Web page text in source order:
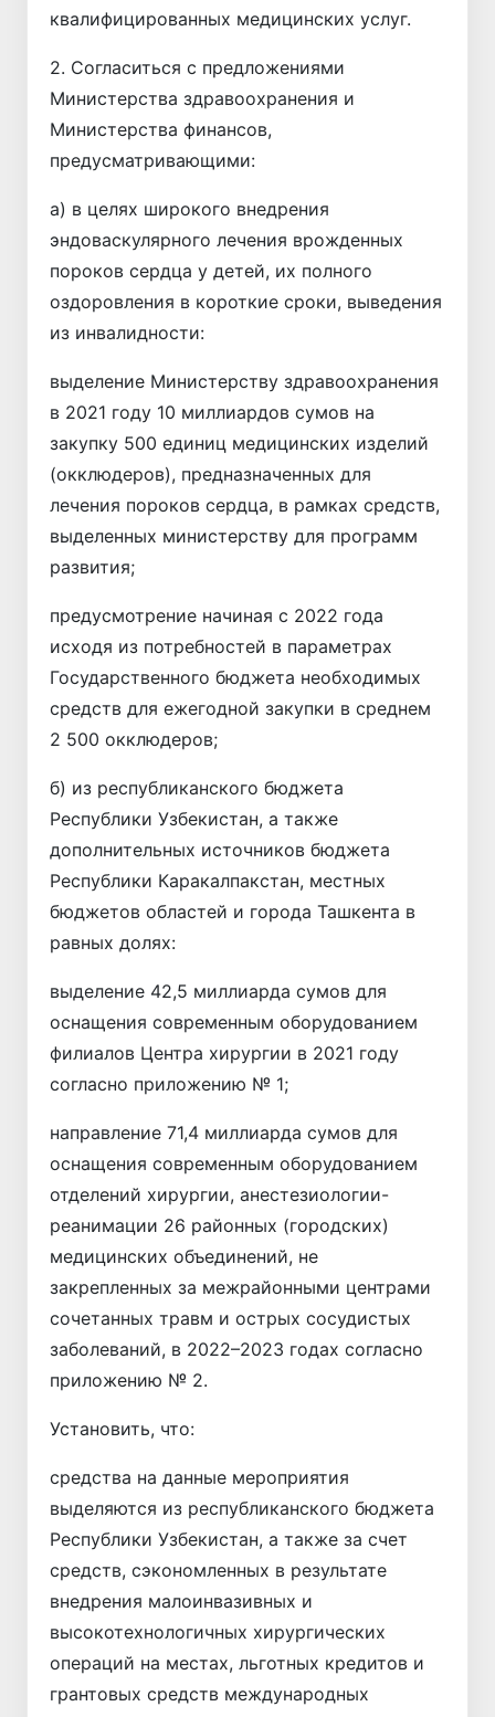
квалифицированных медицинских услуг.
2. Согласиться с предложениями
Министерства здравоохранения и
Министерства финансов,
предусматривающими:
а) в целях широкого внедрения
эндоваскулярного лечения врожденных
пороков сердца у детей, их полного
оздоровления в короткие сроки, выведения
из инвалидности:
выделение Министерству здравоохранения
в 2021 году 10 миллиардов сумов на
закупку 500 единиц медицинских изделий
(окклюдеров), предназначенных для
лечения пороков сердца, в рамках средств,
выделенных министерству для программ
развития;
предусмотрение начиная с 2022 года
исходя из потребностей в параметрах
Государственного бюджета необходимых
средств для ежегодной закупки в среднем
2 500 окклюдеров;
б) из республиканского бюджета
Республики Узбекистан, а также
дополнительных источников бюджета
Республики Каракалпакстан, местных
бюджетов областей и города Ташкента в
равных долях:
выделение 42,5 миллиарда сумов для
оснащения современным оборудованием
филиалов Центра хирургии в 2021 году
согласно приложению № 1;
направление 71,4 миллиарда сумов для
оснащения современным оборудованием
отделений хирургии, анестезиологии-
реанимации 26 районных (городских)
медицинских объединений, не
закрепленных за межрайонными центрами
сочетанных травм и острых сосудистых
заболеваний, в 2022–2023 годах согласно
приложению № 2.
Установить, что:
средства на данные мероприятия
выделяются из республиканского бюджета
Республики Узбекистан, а также за счет
средств, сэкономленных в результате
внедрения малоинвазивных и
высокотехнологичных хирургических
операций на местах, льготных кредитов и
грантовых средств международных